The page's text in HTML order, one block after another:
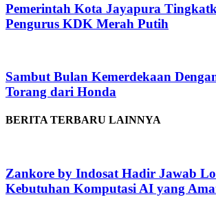
Pemerintah Kota Jayapura
Pengurus KDK Merah Putih
Sambut Bulan Kemerdekaan
Torang dari Honda
BERITA TERBARU LAINNYA
Zankore by Indosat Hadir Jawab
Kebutuhan Komputasi AI yang